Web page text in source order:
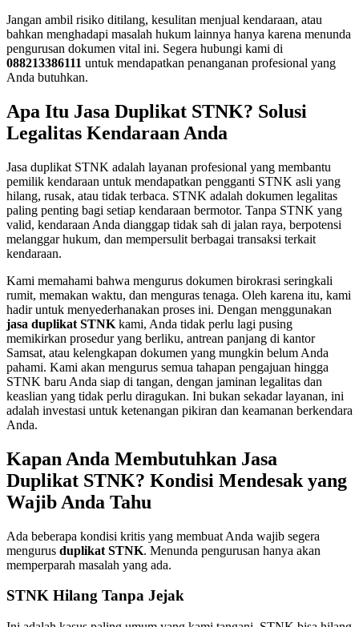
Jangan ambil risiko ditilang, kesulitan menjual kendaraan, atau
bahkan menghadapi masalah hukum lainnya hanya karena menunda
pengurusan dokumen vital ini. Segera hubungi kami di
088213386111 untuk mendapatkan penanganan profesional yang
Anda butuhkan.
Apa Itu Jasa Duplikat STNK? Solusi
Legalitas Kendaraan Anda
Jasa duplikat STNK adalah layanan profesional yang membantu
pemilik kendaraan untuk mendapatkan pengganti STNK asli yang
hilang, rusak, atau tidak terbaca. STNK adalah dokumen legalitas
paling penting bagi setiap kendaraan bermotor. Tanpa STNK yang
valid, kendaraan Anda dianggap tidak sah di jalan raya, berpotensi
melanggar hukum, dan mempersulit berbagai transaksi terkait
kendaraan.
Kami memahami bahwa mengurus dokumen birokrasi seringkali
rumit, memakan waktu, dan menguras tenaga. Oleh karena itu, kami
hadir untuk menyederhanakan proses ini. Dengan menggunakan
jasa duplikat STNK kami, Anda tidak perlu lagi pusing
memikirkan prosedur yang berliku, antrean panjang di kantor
Samsat, atau kelengkapan dokumen yang mungkin belum Anda
pahami. Kami akan mengurus semua tahapan pengajuan hingga
STNK baru Anda siap di tangan, dengan jaminan legalitas dan
keaslian yang tidak perlu diragukan. Ini bukan sekadar layanan, ini
adalah investasi untuk ketenangan pikiran dan keamanan berkendara
Anda.
Kapan Anda Membutuhkan Jasa
Duplikat STNK? Kondisi Mendesak yang
Wajib Anda Tahu
Ada beberapa kondisi kritis yang membuat Anda wajib segera
mengurus duplikat STNK. Menunda pengurusan hanya akan
memperparah masalah yang ada.
STNK Hilang Tanpa Jejak